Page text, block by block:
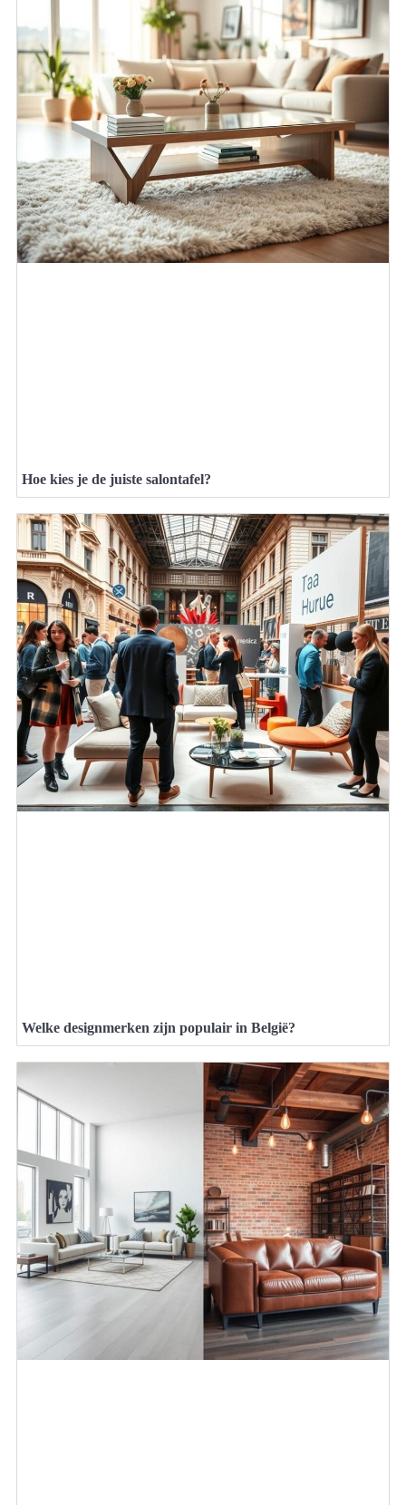
Hoe kies je de juiste salontafel?
Welke designmerken zijn populair in België?